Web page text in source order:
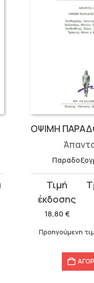
18,80 €
Original
price
was:
18,80 €.
τρέχουσα
τιμή
είναι:
Προηγούμενη